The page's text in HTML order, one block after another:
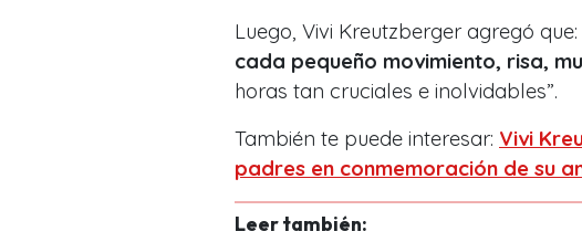
Luego, Vivi Kreutzberger agregó que:
cada pequeño movimiento, risa,
horas tan cruciales e inolvidables”.
También te puede interesar: Vivi
padres en conmemoración de su
Leer también: